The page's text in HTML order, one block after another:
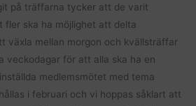
på träffarna tycker att de varit
fler ska ha möjlighet att delta
växla mellan morgon och kvällsträffar
veckodagar för att alla ska ha en
medlemsmötet med tema
i februari och vi hoppas såklart att